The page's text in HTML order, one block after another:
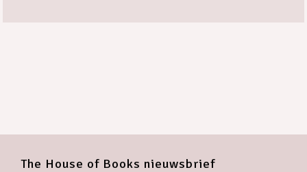
The House of Books nieuwsbrief